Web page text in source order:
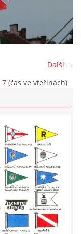
Další →
7 (čas ve vteřinách)